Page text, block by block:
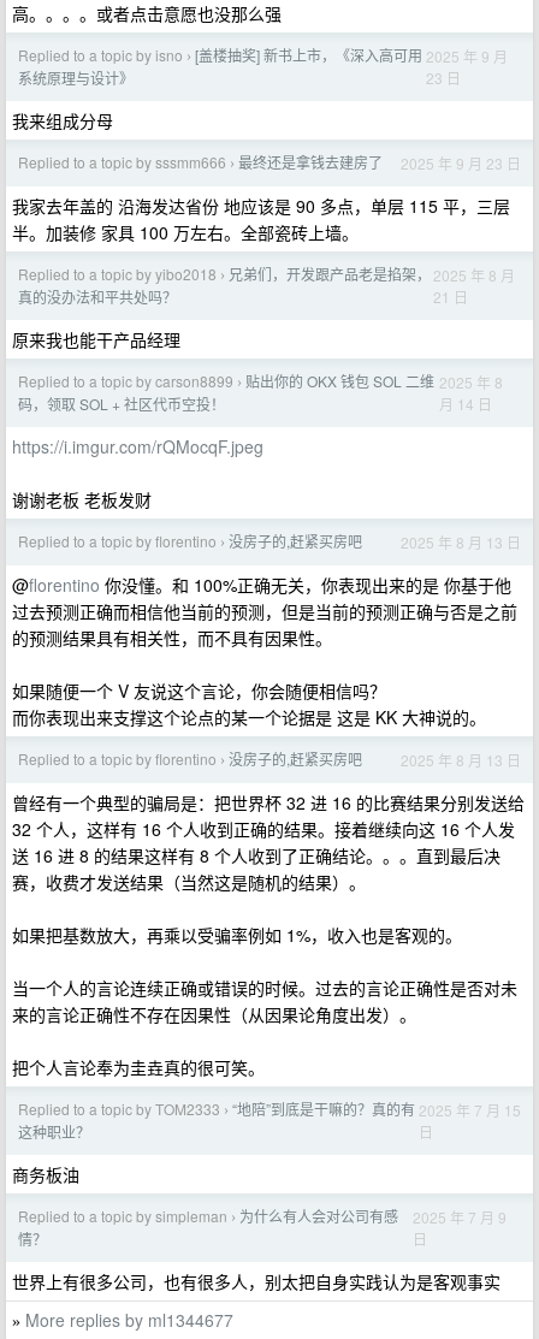
高。。。。或者点击意愿也没那么强
Replied to a topic by isno › [盖楼抽奖] 新书上市，《深入高可用
系统原理与设计》
2025 年 9 月
23 日
我来组成分母
Replied to a topic by sssmm666 › 最终还是拿钱去建房了 2025 年 9 月 23 日
我家去年盖的 沿海发达省份 地应该是 90 多点，单层 115 平，三层
半。加装修 家具 100 万左右。全部瓷砖上墙。
Replied to a topic by yibo2018 › 兄弟们，开发跟产品老是掐架，
真的没办法和平共处吗？
2025 年 8 月
21 日
原来我也能干产品经理
Replied to a topic by carson8899 › 贴出你的 OKX 钱包 SOL 二维
码，领取 SOL + 社区代币空投！
2025 年 8
月 14 日
https://i.imgur.com/rQMocqF.jpeg
谢谢老板 老板发财
Replied to a topic by florentino › 没房子的,赶紧买房吧 2025 年 8 月 13 日
@florentino 你没懂。和 100%正确无关，你表现出来的是 你基于他
过去预测正确而相信他当前的预测，但是当前的预测正确与否是之前
的预测结果具有相关性，而不具有因果性。
如果随便一个 V 友说这个言论，你会随便相信吗？
而你表现出来支撑这个论点的某一个论据是 这是 KK 大神说的。
Replied to a topic by florentino › 没房子的,赶紧买房吧 2025 年 8 月 13 日
曾经有一个典型的骗局是：把世界杯 32 进 16 的比赛结果分别发送给
32 个人，这样有 16 个人收到正确的结果。接着继续向这 16 个人发
送 16 进 8 的结果这样有 8 个人收到了正确结论。。。直到最后决
赛，收费才发送结果（当然这是随机的结果）。
如果把基数放大，再乘以受骗率例如 1%，收入也是客观的。
当一个人的言论连续正确或错误的时候。过去的言论正确性是否对未
来的言论正确性不存在因果性（从因果论角度出发）。
把个人言论奉为圭垚真的很可笑。
Replied to a topic by TOM2333 › “地陪”到底是干嘛的？真的有
这种职业？
2025 年 7 月 15
日
商务板油
Replied to a topic by simpleman › 为什么有人会对公司有感
情？
2025 年 7 月 9
日
世界上有很多公司，也有很多人，别太把自身实践认为是客观事实
» More replies by ml1344677